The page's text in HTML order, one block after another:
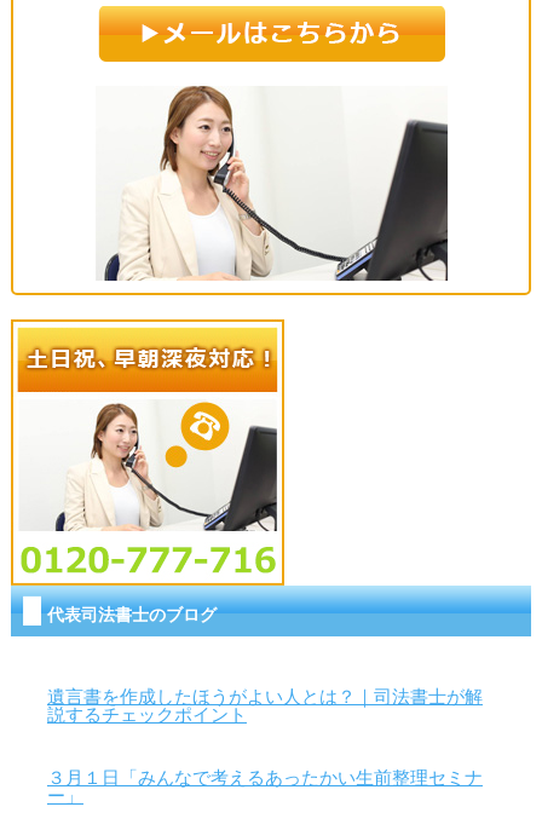
代表司法書士のブログ
遺言書を作成したほうがよい人とは？｜司法書士が解
説するチェックポイント
３月１日「みんなで考えるあったかい生前整理セミナ
ー」